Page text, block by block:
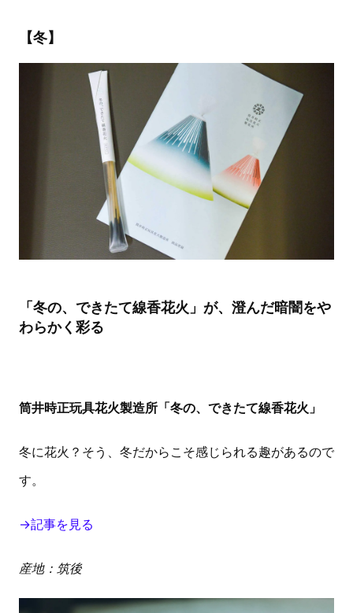
【冬】
「冬の、できたて線香花火」が、澄んだ暗闇をや
わらかく彩る
筒井時正玩具花火製造所「冬の、できたて線香花火」
冬に花火？そう、冬だからこそ感じられる趣があるので
す。
→記事を見る
産地：筑後